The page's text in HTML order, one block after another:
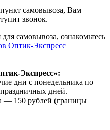
пункт самовывоза, Вам
звонок.
самовывоза, ознакомьтесь
Оптик-Экспресс
Экспресс»:
дни с понедельника по
дней.
— 150 рублей (границы